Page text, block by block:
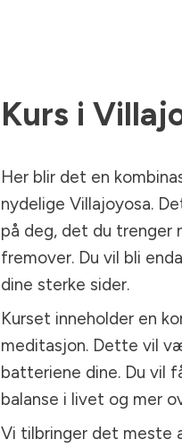
Kurs i
Her blir det en
nydelige Villajoyosa.
på deg, det du trenger
fremover. Du vil bli
dine sterke sider.
Kurset inneholder en
meditasjon. Dette vil
batteriene dine. Du vil
balanse i livet og mer
Vi tilbringer det meste